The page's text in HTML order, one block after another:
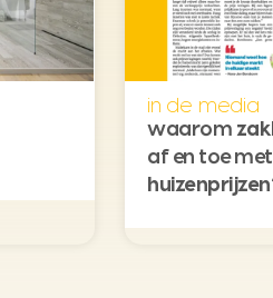
in de media
waarom
af en toe
huizenprijzen